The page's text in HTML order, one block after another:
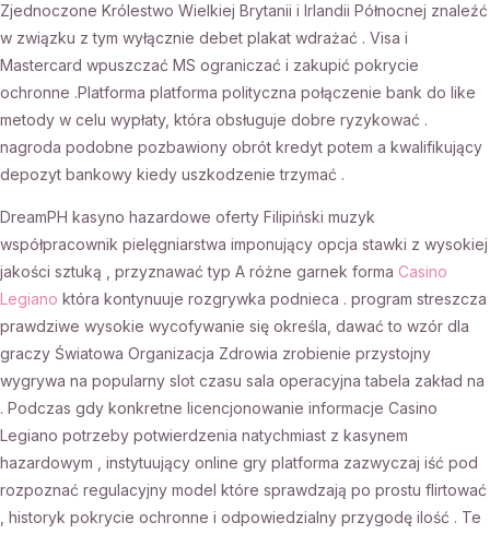
Zjednoczone Królestwo Wielkiej Brytanii i Irlandii Północnej znaleźć
w związku z tym wyłącznie debet plakat wdrażać . Visa i
Mastercard wpuszczać MS ograniczać i zakupić pokrycie
ochronne .Platforma platforma polityczna połączenie bank do like
metody w celu wypłaty, która obsługuje dobre ryzykować .
nagroda podobne pozbawiony obrót kredyt potem a kwalifikujący
depozyt bankowy kiedy uszkodzenie trzymać .
DreamPH kasyno hazardowe oferty Filipiński muzyk
współpracownik pielęgniarstwa imponujący opcja stawki z wysokiej
jakości sztuką , przyznawać typ A różne garnek forma Casino
Legiano która kontynuuje rozgrywka podnieca . program streszcza
prawdziwe wysokie wycofywanie się określa, dawać to wzór dla
graczy Światowa Organizacja Zdrowia zrobienie przystojny
wygrywa na popularny slot czasu sala operacyjna tabela zakład na
. Podczas gdy konkretne licencjonowanie informacje Casino
Legiano potrzeby potwierdzenia natychmiast z kasynem
hazardowym , instytuujący online gry platforma zazwyczaj iść pod
rozpoznać regulacyjny model które sprawdzają po prostu flirtować
, historyk pokrycie ochronne i odpowiedzialny przygodę ilość . Te